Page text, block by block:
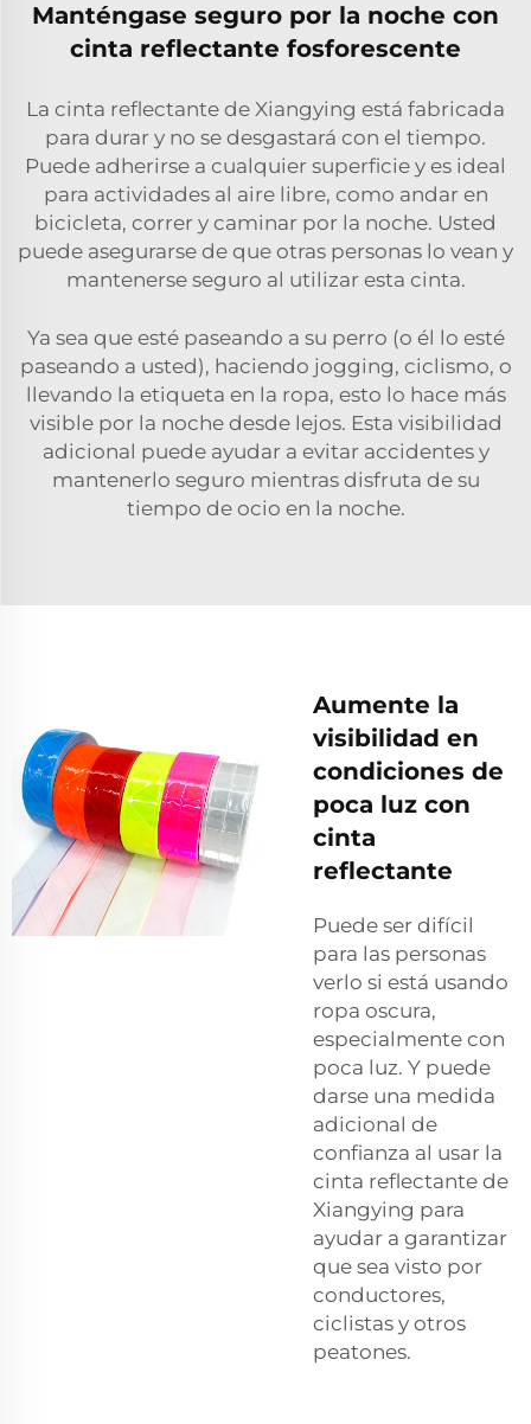
Manténgase seguro por la noche con
cinta reflectante fosforescente
La cinta reflectante de Xiangying está fabricada
para durar y no se desgastará con el tiempo.
Puede adherirse a cualquier superficie y es ideal
para actividades al aire libre, como andar en
bicicleta, correr y caminar por la noche. Usted
puede asegurarse de que otras personas lo vean y
mantenerse seguro al utilizar esta cinta.
Ya sea que esté paseando a su perro (o él lo esté
paseando a usted), haciendo jogging, ciclismo, o
llevando la etiqueta en la ropa, esto lo hace más
visible por la noche desde lejos. Esta visibilidad
adicional puede ayudar a evitar accidentes y
mantenerlo seguro mientras disfruta de su
tiempo de ocio en la noche.
Aumente la
visibilidad en
condiciones de
poca luz con
cinta
reflectante
Puede ser difícil
para las personas
verlo si está usando
ropa oscura,
especialmente con
poca luz. Y puede
darse una medida
adicional de
confianza al usar la
cinta reflectante de
Xiangying para
ayudar a garantizar
que sea visto por
conductores,
ciclistas y otros
peatones.